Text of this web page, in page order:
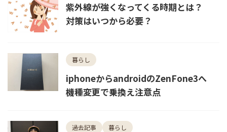
紫外線が強くなってくる時期とは？
対策はいつから必要？
暮らし
iphoneからandroidのZenFone3へ
機種変更で乗換え注意点
過去記事 暮らし